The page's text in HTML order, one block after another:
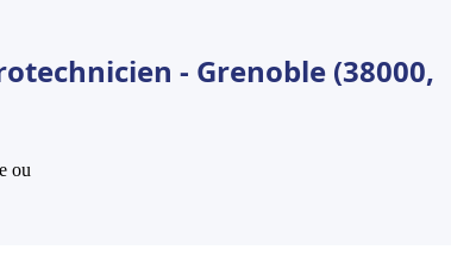
- Grenoble (38000,
ou